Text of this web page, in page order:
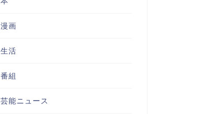
漫画
生活
番組
芸能ニュース